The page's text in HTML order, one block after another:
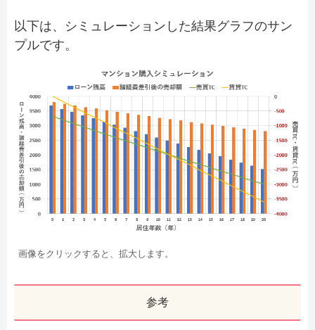
以下は、シミュレーションした結果グラフのサン
プルです。
画像をクリックすると、拡大します。
参考